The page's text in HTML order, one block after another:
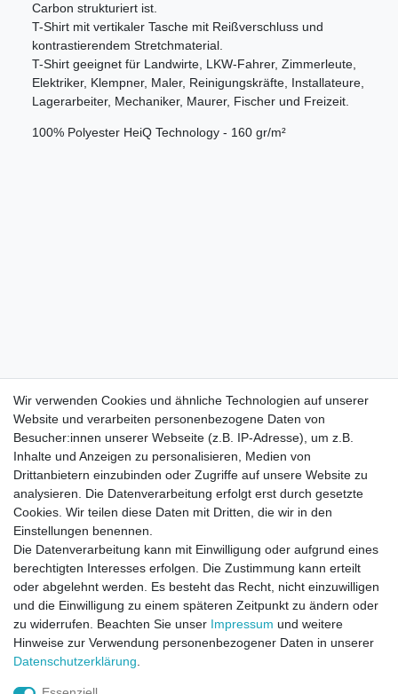
Carbon strukturiert ist.
T-Shirt mit vertikaler Tasche mit Reißverschluss und
kontrastierendem Stretchmaterial.
T-Shirt geeignet für Landwirte, LKW-Fahrer, Zimmerleute,
Elektriker, Klempner, Maler, Reinigungskräfte, Installateure,
Lagerarbeiter, Mechaniker, Maurer, Fischer und Freizeit.
100% Polyester HeiQ Technology - 160 gr/m²
Direktkontakt per Telefon unter 04331 / 4928-910
Wir verwenden Cookies und ähnliche Technologien auf unserer
Website und verarbeiten personenbezogene Daten von
Besucher:innen unserer Webseite (z.B. IP-Adresse), um z.B.
Inhalte und Anzeigen zu personalisieren, Medien von
Drittanbietern einzubinden oder Zugriffe auf unsere Website zu
analysieren. Die Datenverarbeitung erfolgt erst durch gesetzte
Cookies. Wir teilen diese Daten mit Dritten, die wir in den
Einstellungen benennen.
Die Datenverarbeitung kann mit Einwilligung oder aufgrund eines
berechtigten Interesses erfolgen. Die Zustimmung kann erteilt
oder abgelehnt werden. Es besteht das Recht, nicht einzuwilligen
und die Einwilligung zu einem späteren Zeitpunkt zu ändern oder
zu widerrufen. Beachten Sie unser Impressum und weitere
Hinweise zur Verwendung personenbezogener Daten in unserer
Daten­schutz­erklärung